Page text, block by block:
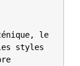
le
les styles